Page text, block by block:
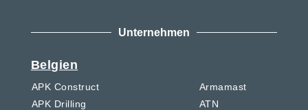
Unternehmen
Belgien
APK Construct
APK Drilling
Armamast
ATN